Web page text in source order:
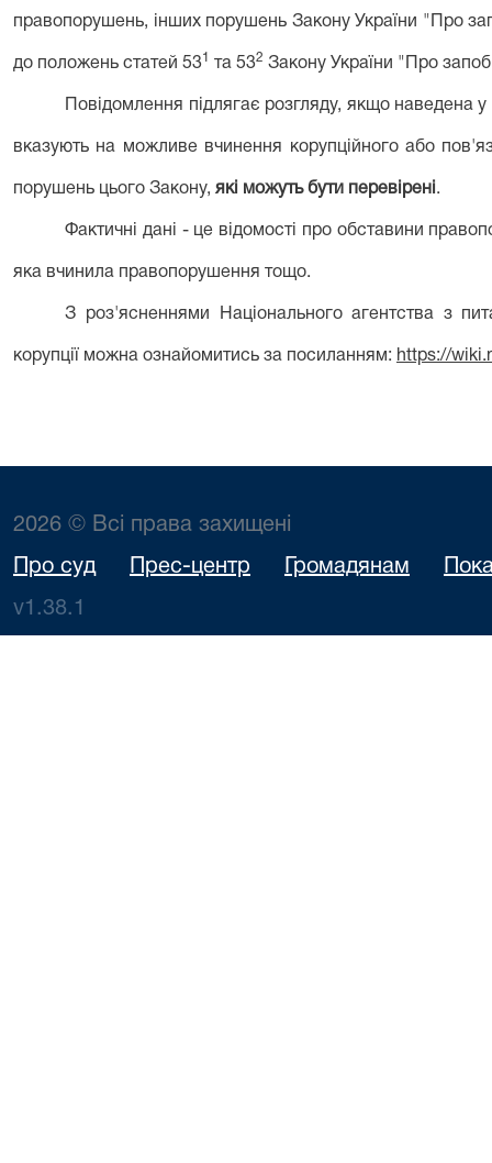
правопорушень, інших порушень Закону України "Про
до положень статей 531 та 532 Закону України "Про
Повідомлення підлягає розгляду, якщо наведена
вказують на можливе вчинення корупційного або
порушень цього Закону, які можуть бути перевірені .
Фактичні дані - це відомості про обставини
яка вчинила правопорушення тощо.
З роз'ясненнями Національного агентства з
корупції можна ознайомитись за посиланням: https://
2026 © Всі права захищені
Про суд Прес-центр Громадянам
v1.38.1